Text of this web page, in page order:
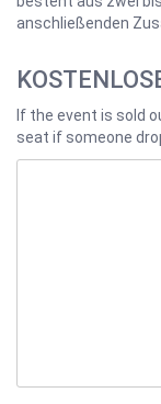
anschließenden
If the event is sold
seat if someone